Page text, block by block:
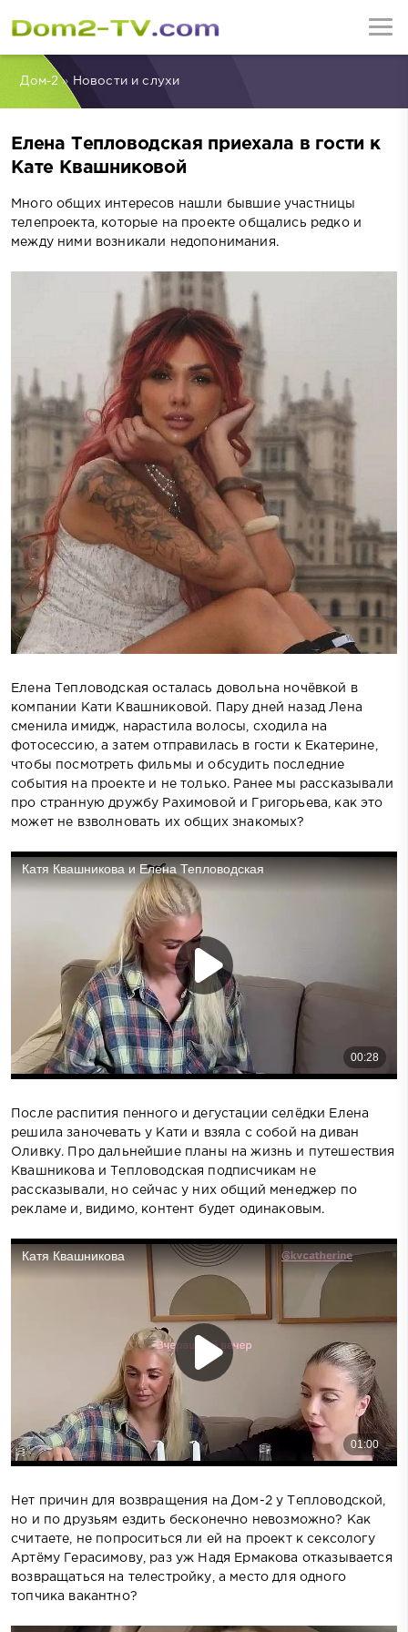
Дом-2» Новости и слухи
Елена Тепловодская приехала в гости к
Кате Квашниковой
Много общих интересов нашли бывшие участницы
телепроекта, которые на проекте общались редко и
между ними возникали недопонимания.
Елена Тепловодская осталась довольна ночёвкой в
компании Кати Квашниковой. Пару дней назад Лена
сменила имидж, нарастила волосы, сходила на
фотосессию, а затем отправилась в гости к Екатерине,
чтобы посмотреть фильмы и обсудить последние
события на проекте и не только. Ранее мы рассказывали
про странную дружбу Рахимовой и Григорьева, как это
может не взволновать их общих знакомых?
После распития пенного и дегустации селёдки Елена
решила заночевать у Кати и взяла с собой на диван
Оливку. Про дальнейшие планы на жизнь и путешествия
Квашникова и Тепловодская подписчикам не
рассказывали, но сейчас у них общий менеджер по
рекламе и, видимо, контент будет одинаковым.
Нет причин для возвращения на Дом-2 у Тепловодской,
но и по друзьям ездить бесконечно невозможно? Как
считаете, не попроситься ли ей на проект к сексологу
Артёму Герасимову, раз уж Надя Ермакова отказывается
возвращаться на телестройку, а место для одного
топчика вакантно?